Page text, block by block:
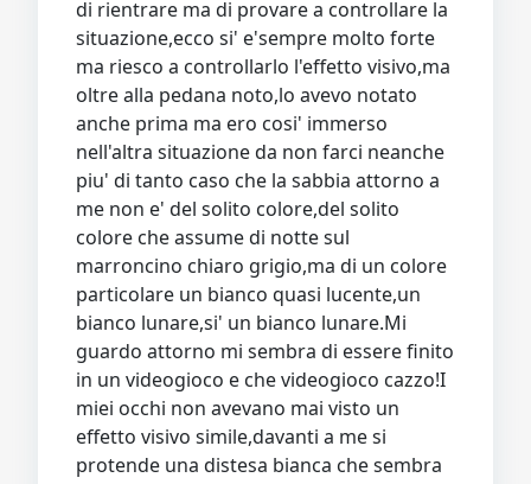
di rientrare ma di provare a controllare la
situazione,ecco si' e'sempre molto forte
ma riesco a controllarlo l'effetto visivo,ma
oltre alla pedana noto,lo avevo notato
anche prima ma ero cosi' immerso
nell'altra situazione da non farci neanche
piu' di tanto caso che la sabbia attorno a
me non e' del solito colore,del solito
colore che assume di notte sul
marroncino chiaro grigio,ma di un colore
particolare un bianco quasi lucente,un
bianco lunare,si' un bianco lunare.Mi
guardo attorno mi sembra di essere finito
in un videogioco e che videogioco cazzo!I
miei occhi non avevano mai visto un
effetto visivo simile,davanti a me si
protende una distesa bianca che sembra